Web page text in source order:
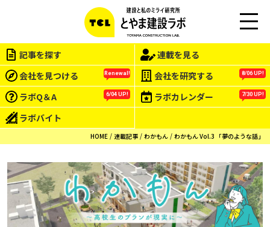
EN
記事を探す
連載を見る
会社を見つける
Renewal! 会社を研究する 8/06 UP!
ラボQ＆A 6/04 UP! ラボカレンダー 7/30 UP!
ラボバイト
HOME 連載記事 わかもん わかもん Vol.3 「夢のような話」